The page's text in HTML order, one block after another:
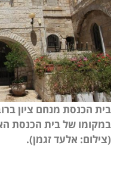
בית הכנסת מנחם ציון
(צילום: אלעד זגמן).